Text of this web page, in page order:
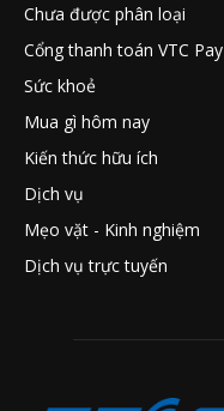
Chưa được phân loại
Cổng thanh toán VTC Pay
Sức khoẻ
Mua gì hôm nay
Kiến thức hữu ích
Dịch vụ
Mẹo vặt - Kinh nghiệm
Dịch vụ trực tuyến